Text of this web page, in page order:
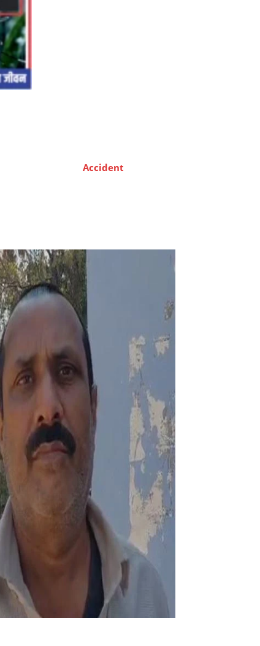
Accident